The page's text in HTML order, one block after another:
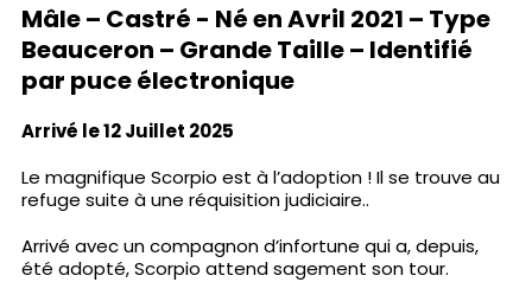
Mâle – Castré - Né en Avril 2021 – Type
Beauceron – Grande Taille – Identifié
par puce électronique
Arrivé le 12 Juillet 2025
Le magnifique Scorpio est à l’adoption ! Il se trouve au
refuge suite à une réquisition judiciaire..
Arrivé avec un compagnon d’infortune qui a, depuis,
été adopté, Scorpio attend sagement son tour.